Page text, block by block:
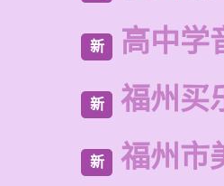
新 高中学
新 福州买
新 福州市